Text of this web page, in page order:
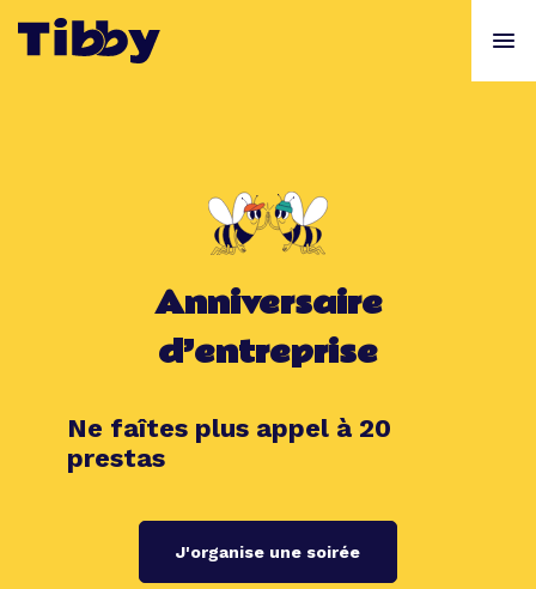
Anniversaire
d’entreprise
Ne faîtes plus appel à 20
prestas
J'organise une soirée